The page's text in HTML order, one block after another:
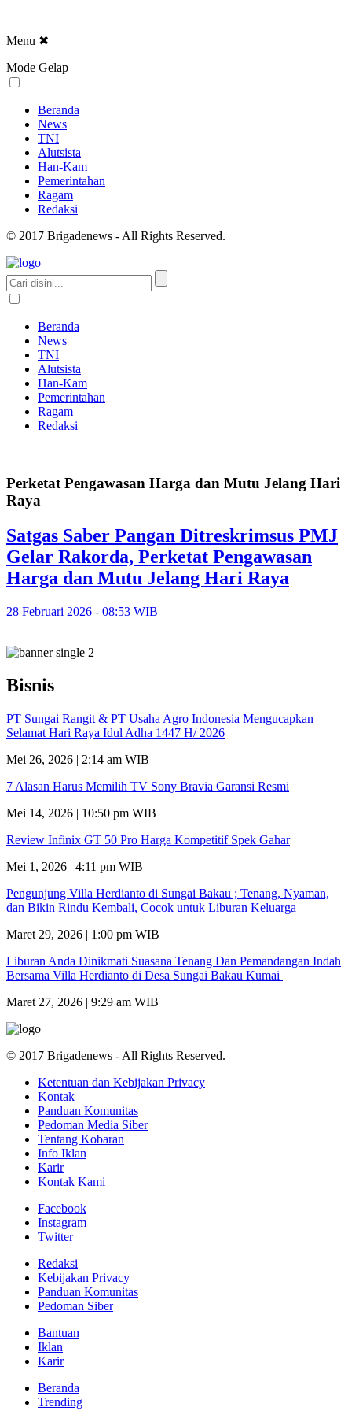
Menu ✖
Mode Gelap
Beranda
News
TNI
Alutsista
Han-Kam
Pemerintahan
Ragam
Redaksi
© 2017 Brigadenews - All Rights Reserved.
Beranda
News
TNI
Alutsista
Han-Kam
Pemerintahan
Ragam
Redaksi
Perketat Pengawasan Harga dan Mutu Jelang Hari
Raya
Satgas Saber Pangan Ditreskrimsus PMJ
Gelar Rakorda, Perketat Pengawasan
Harga dan Mutu Jelang Hari Raya
28 Februari 2026 - 08:53 WIB
Bisnis
PT Sungai Rangit & PT Usaha Agro Indonesia Mengucapkan
Selamat Hari Raya Idul Adha 1447 H/ 2026
Mei 26, 2026 | 2:14 am WIB
7 Alasan Harus Memilih TV Sony Bravia Garansi Resmi
Mei 14, 2026 | 10:50 pm WIB
Review Infinix GT 50 Pro Harga Kompetitif Spek Gahar
Mei 1, 2026 | 4:11 pm WIB
Pengunjung Villa Herdianto di Sungai Bakau ; Tenang, Nyaman,
dan Bikin Rindu Kembali, Cocok untuk Liburan Keluarga
Maret 29, 2026 | 1:00 pm WIB
Liburan Anda Dinikmati Suasana Tenang Dan Pemandangan Indah
Bersama Villa Herdianto di Desa Sungai Bakau Kumai
Maret 27, 2026 | 9:29 am WIB
© 2017 Brigadenews - All Rights Reserved.
Ketentuan dan Kebijakan Privacy
Kontak
Panduan Komunitas
Pedoman Media Siber
Tentang Kobaran
Info Iklan
Karir
Kontak Kami
Facebook
Instagram
Twitter
Redaksi
Kebijakan Privacy
Panduan Komunitas
Pedoman Siber
Bantuan
Iklan
Karir
Beranda
Trending